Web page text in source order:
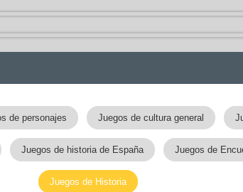
de personajes Juegos de cultura general
Juegos de historia de España Juegos de
Juegos de Historia